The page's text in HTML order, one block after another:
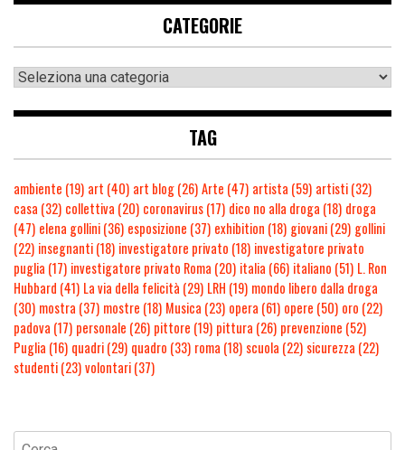
CATEGORIE
TAG
ambiente (19) art (40) art blog(26)Arte (47) artista (59) artisti(32)
casa (32) collettiva (20) coronavirus(17) dico no alla droga (18) droga
(47) elena gollini(36) esposizione (37) exhibition (18) giovani(29) gollini
(22) insegnanti(18) investigatore privato (18) investigatore privato
puglia (17) investigatore privato Roma (20) italia (66) italiano (51) L. Ron
Hubbard (41) La via della felicità (29) LRH (19) mondo libero dalla droga
(30) mostra (37) mostre (18) Musica (23) opera (61) opere (50) oro (22)
padova (17) personale (26) pittore (19) pittura (26) prevenzione (52)
Puglia (16) quadri(29) quadro (33) roma (18) scuola (22) sicurezza (22)
studenti(23)volontari(37)